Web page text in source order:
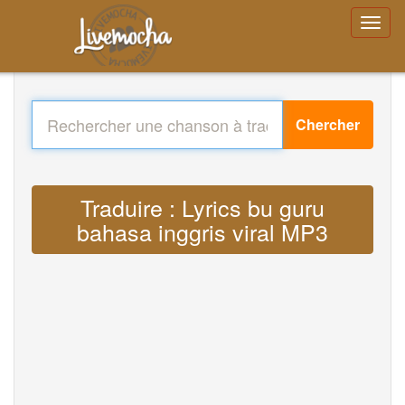
Chercher
Traduire : Lyrics bu guru
bahasa inggris viral MP3